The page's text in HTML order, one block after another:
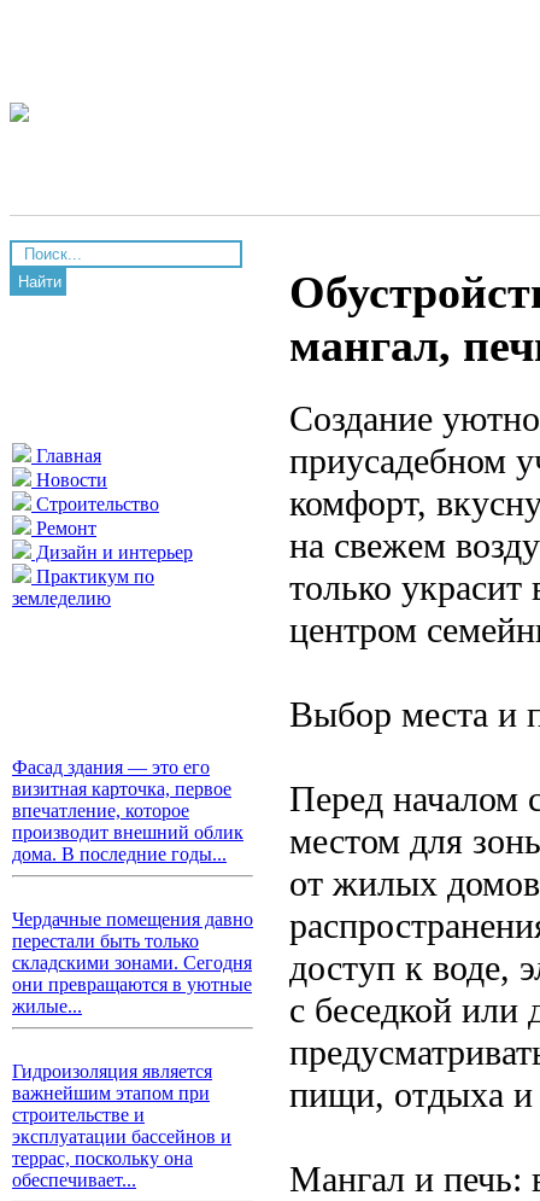
Найти
Главная
Новости
Строительство
Ремонт
Дизайн и интерьер
Практикум по
земледелию
Фасад здания — это его
визитная карточка, первое
впечатление, которое
производит внешний облик
дома. В последние годы...
Чердачные помещения давно
перестали быть только
складскими зонами. Сегодня
они превращаются в уютные
жилые...
Гидроизоляция является
важнейшим этапом при
строительстве и
эксплуатации бассейнов и
террас, поскольку она
обеспечивает...
мангал,
Создание
приусадебном
комфорт,
на свежем
только
центром
Выбор места и
Перед началом
местом для
от жилых
доступ к воде,
с беседкой или
пищи, отдыха и
Мангал и печь: